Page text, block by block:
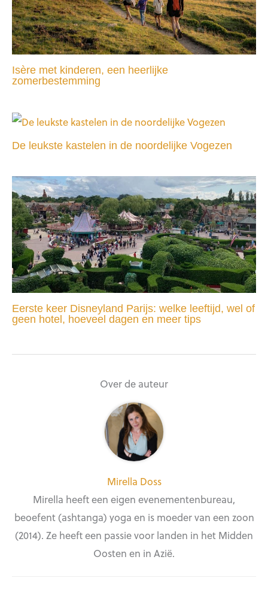
Isère met kinderen, een heerlijke
zomerbestemming
De leukste kastelen in de noordelijke Vogezen
Eerste keer Disneyland Parijs: welke leeftijd, wel of
geen hotel, hoeveel dagen en meer tips
Over de auteur
Mirella Doss
Mirella heeft een eigen evenementenbureau,
beoefent (ashtanga) yoga en is moeder van een zoon
(2014). Ze heeft een passie voor landen in het Midden
Oosten en in Azië.